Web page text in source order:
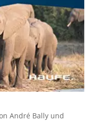
André Bally und